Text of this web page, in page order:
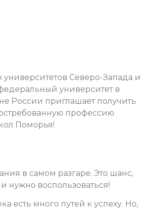
Северо-Запада и
университет в
России приглашает получить
профессию
Поморья!
в самом разгаре. Это шанс,
нужно воспользоваться!
есть много путей к успеху. Но,